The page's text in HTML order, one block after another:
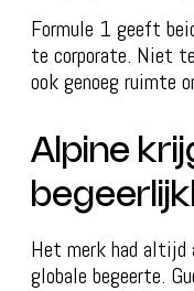
Formule 1 geeft
te corporate. Niet
ook genoeg ruimte
Alpine
Het merk had altijd
globale begeerte.